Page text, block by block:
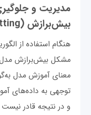
مدیریت و
بیش‌برازش (Overfitting)
هنگام استفاده از
مشکل بیش‌برازش مدل
معنای آموزش مدل
توجهی به داده‌های
و در نتیجه قادر